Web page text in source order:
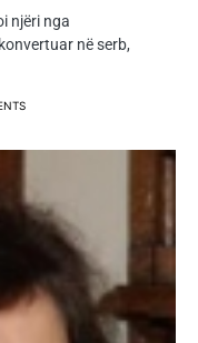
njëri nga
në serb,